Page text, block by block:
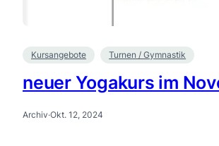
Kursangebote Turnen / Gymnastik
neuer Yogakurs im
Archiv·Okt. 12, 2024